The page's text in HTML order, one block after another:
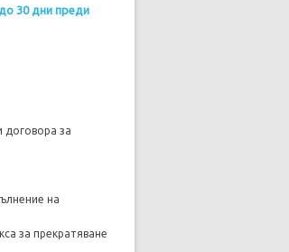
30 дни преди
договора за
на
за прекратяване